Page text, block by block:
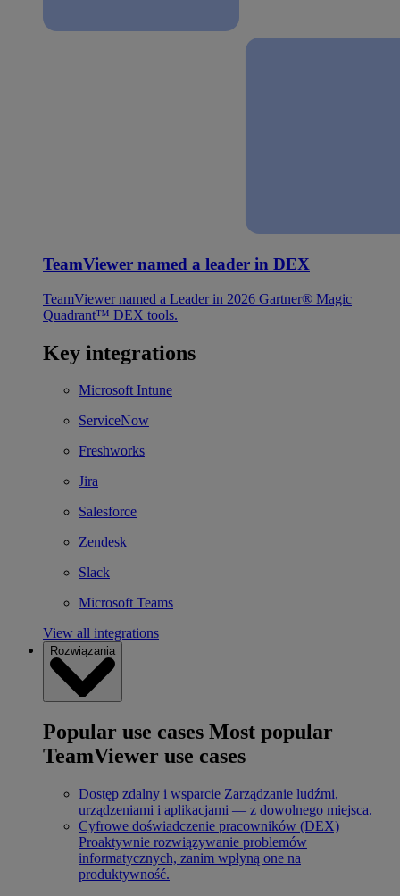
TeamViewer named a leader in DEX
TeamViewer named a Leader in 2026 Gartner® Magic
Quadrant™ DEX tools.
Key integrations
Microsoft Intune
ServiceNow
Freshworks
Jira
Salesforce
Zendesk
Slack
Microsoft Teams
View all integrations
Rozwiązania
Popular use cases Most popular
TeamViewer use cases
Dostęp zdalny i wsparcie Zarządzanie ludźmi,
urządzeniami i aplikacjami — z dowolnego miejsca.
Cyfrowe doświadczenie pracowników (DEX)
Proaktywnie rozwiązywanie problemów
informatycznych, zanim wpłyną one na
produktywność.